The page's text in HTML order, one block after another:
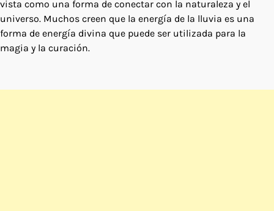
vista como una forma de conectar con la naturaleza y el
universo. Muchos creen que la energía de la lluvia es una
forma de energía divina que puede ser utilizada para la
magia y la curación.